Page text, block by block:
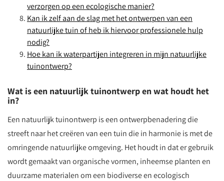
verzorgen op een ecologische manier?
Kan ik zelf aan de slag met het ontwerpen van een
natuurlijke tuin of heb ik hiervoor professionele hulp
nodig?
Hoe kan ik waterpartijen integreren in mijn natuurlijke
tuinontwerp?
Wat is een natuurlijk tuinontwerp en wat houdt het
in?
Een natuurlijk tuinontwerp is een ontwerpbenadering die
streeft naar het creëren van een tuin die in harmonie is met de
omringende natuurlijke omgeving. Het houdt in dat er gebruik
wordt gemaakt van organische vormen, inheemse planten en
duurzame materialen om een biodiverse en ecologisch